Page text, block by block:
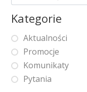
Kategorie
Aktualności
Promocje
Komunikaty
Pytania